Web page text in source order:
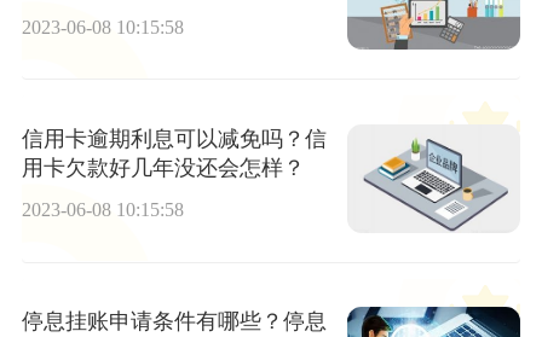
2023-06-08 10:15:58
信用卡逾期利息可以减免吗？信
用卡欠款好几年没还会怎样？
2023-06-08 10:15:58
停息挂账申请条件有哪些？停息